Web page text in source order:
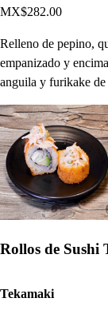
MX$282.00
Relleno de pepino,
empanizado y
anguila y furikake de
Rollos de Sushi
Tekamaki